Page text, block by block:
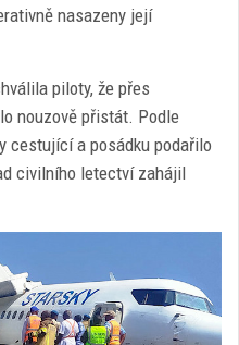
nasazeny její
piloty, že přes
nouzově přistát. Podle
cestující a posádku podařilo
civilního letectví zahájil